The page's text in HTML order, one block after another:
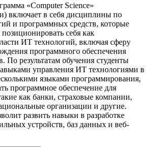
«Computer Science»
включает в себя дисциплины по
и программных средств, которые
себя как
ИТ технологий, включая сферу
программного обеспечения
По результатам обучения студенты
управления ИТ технологиями в
языками программирования,
программное обеспечение для
как банки, страховые компании,
организации и другие.
развить навыки в разработке
устройств, баз данных и веб-